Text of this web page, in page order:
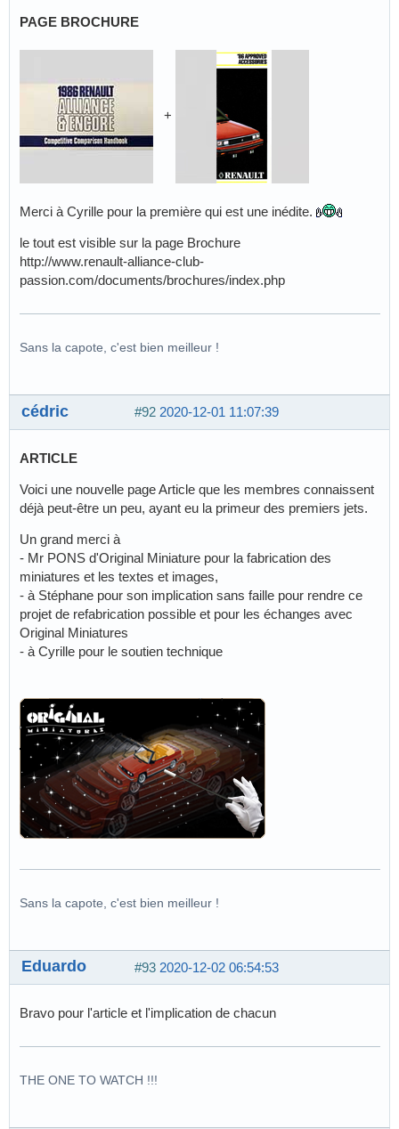
PAGE BROCHURE
+
Merci à Cyrille pour la première qui est une inédite.
le tout est visible sur la page Brochure
http://www.renault-alliance-club-
passion.com/documents/brochures/index.php
Sans la capote, c'est bien meilleur !
#92 2020-12-01 11:07:39
cédric
ARTICLE
Voici une nouvelle page Article que les membres connaissent
déjà peut-être un peu, ayant eu la primeur des premiers jets.
Un grand merci à
- Mr PONS d'Original Miniature pour la fabrication des
miniatures et les textes et images,
- à Stéphane pour son implication sans faille pour rendre ce
projet de refabrication possible et pour les échanges avec
Original Miniatures
- à Cyrille pour le soutien technique
Sans la capote, c'est bien meilleur !
#93 2020-12-02 06:54:53
Eduardo
Bravo pour l'article et l'implication de chacun
THE ONE TO WATCH !!!